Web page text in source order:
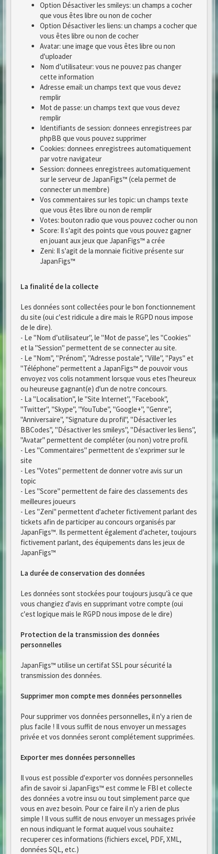
Option Désactiver les smileys: un champs a cocher
que vous êtes libre ou non de cocher
Option Désactiver les liens: un champs a cocher que
vous êtes libre ou non de cocher
Avatar: une image que vous êtes libre ou non
d'uploader
Nom d’utilisateur: vous ne pouvez pas changer
cette information
Adresse email: un champs text que vous devez
remplir
Mot de passe: un champs text que vous devez
remplir
Identifiants de session: donnees enregistrees par
phpBB que vous pouvez supprimer
Cookies: donnees enregistrees automatiquement
par votre navigateur
Session: donnees enregistrees automatiquement
sur le serveur de JapanFigs™ (cela permet de
connecter un membre)
Vos commentaires sur les topic: un champs texte
que vous êtes libre ou non de remplir
Votes: bouton radio que vous pouvez cocher ou non
Score: Il s'agit des points que vous pouvez gagner
en jouant aux jeux que JapanFigs™ a crée
Zeni: Il s'agit de la monnaie ficitive présente sur
JapanFigs™
La finalité de la collecte
Les données sont collectées pour le bon fonctionnement
du site (oui c'est ridicule a dire mais le RGPD nous impose
de le dire).
- Le "Nom d’utilisateur", le "Mot de passe", les "Cookies"
et la "Session" permettent de se connecter au site.
- Le "Nom", "Prénom", "Adresse postale", "Ville", "Pays" et
"Téléphone" permettent a JapanFigs™ de pouvoir vous
envoyez vos colis notamment lorsque vous etes l'heureux
ou heureuse gagnant(e) d'un de notre concours.
- La "Localisation", le "Site Internet", "Facebook",
"Twitter", "Skype", "YouTube", "Google+", "Genre",
"Anniversaire", "Signature du profil", "Désactiver les
BBCodes", "Désactiver les smileys", "Désactiver les liens",
"Avatar" permettent de compléter (ou non) votre profil.
- Les "Commentaires" permettent de s'exprimer sur le
site
- Les "Votes" permettent de donner votre avis sur un
topic
- Les "Score" permettent de faire des classements des
meilleures joueurs
- Les "Zeni" permettent d'acheter fictivement parlant des
tickets afin de participer au concours organisés par
JapanFigs™. Ils permettent également d'acheter, toujours
fictivement parlant, des équipements dans les jeux de
JapanFigs™
La durée de conservation des données
Les données sont stockées pour toujours jusqu’à ce que
vous changiez d'avis en supprimant votre compte (oui
c'est logique mais le RGPD nous impose de le dire)
Protection de la transmission des données
personnelles
JapanFigs™ utilise un certifat SSL pour sécurité la
transmission des données.
Supprimer mon compte mes données personnelles
Pour supprimer vos données personnelles, il n'y a rien de
plus facile ! Il vous suffit de nous envoyer un messages
privée et vos données seront complétement supprimées.
Exporter mes données personnelles
Il vous est possible d'exporter vos données personnelles
afin de savoir si JapanFigs™ est comme le FBI et collecte
des données a votre insu ou tout simplement parce que
vous en avez besoin. Pour ce faire il n'y a rien de plus
simple ! Il vous suffit de nous envoyer un messages privée
en nous indiquant le format auquel vous souhaitez
recuperer ces informations (fichiers excel, PDF, XML,
données SQL, etc.)